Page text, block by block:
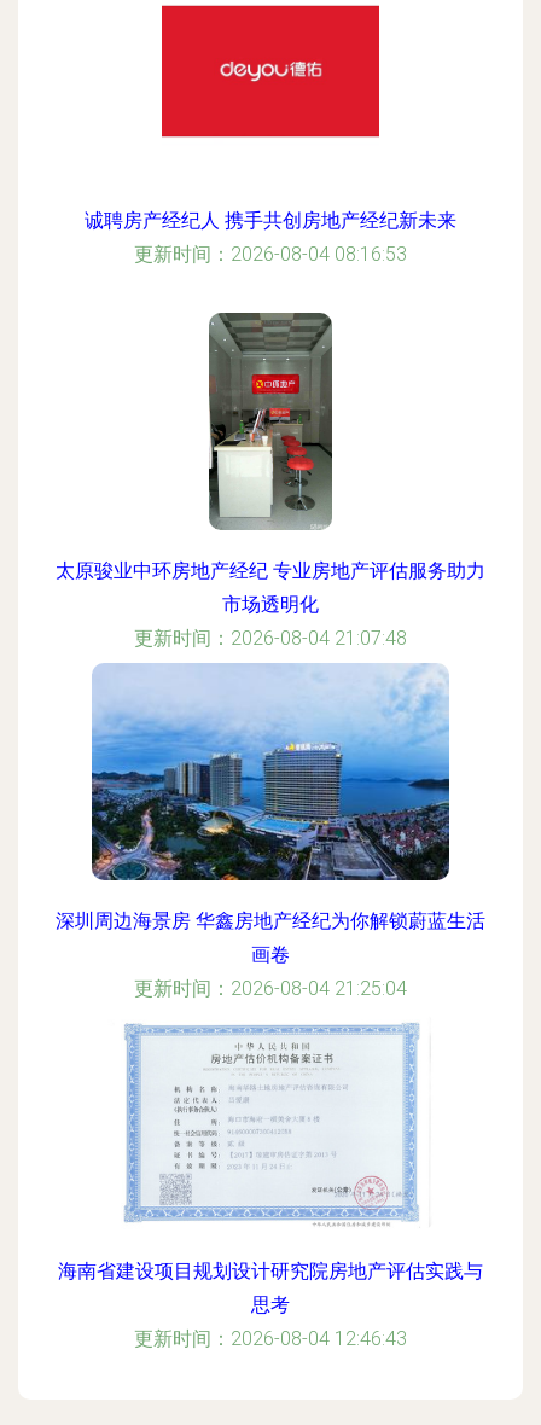
诚聘房产经纪人 携手共创房地产经纪新未来
更新时间：2026-08-04 08:16:53
太原骏业中环房地产经纪 专业房地产评估服务助力
市场透明化
更新时间：2026-08-04 21:07:48
深圳周边海景房 华鑫房地产经纪为你解锁蔚蓝生活
画卷
更新时间：2026-08-04 21:25:04
海南省建设项目规划设计研究院房地产评估实践与
思考
更新时间：2026-08-04 12:46:43